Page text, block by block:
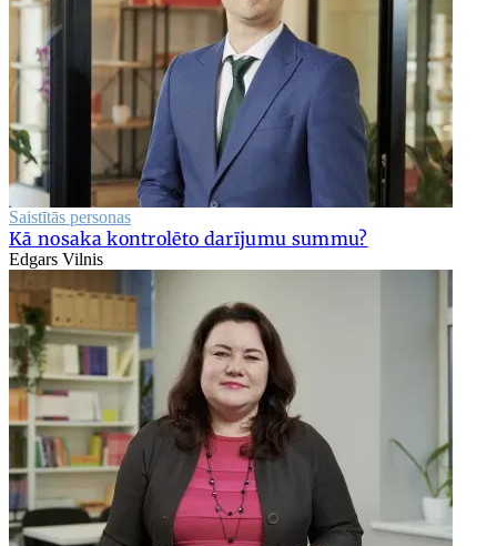
Saistītās personas
Kā nosaka kontrolēto darījumu summu?
Edgars Vilnis